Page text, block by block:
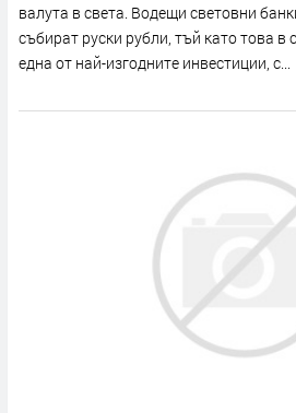
валута в света. Водещи световни
събират руски рубли, тъй като това в
една от най-изгодните инвестиции, с...